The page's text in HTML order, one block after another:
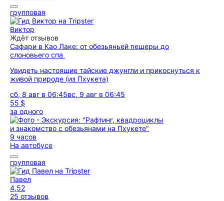
групповая
Виктор
Ждёт отзывов
Сафари в Као Лаке: от обезьяньей пещеры до
слоновьего спа
Увидеть настоящие тайские джунгли и прикоснуться к
живой природе (из Пхукета)
сб, 8 авг в 06:45вс, 9 авг в 06:45
55 $
за одного
9 часов
На автобусе
групповая
Павел
4,52
25 отзывов